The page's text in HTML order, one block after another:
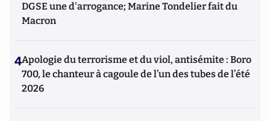
DGSE une d'arrogance; Marine Tondelier fait du
Macron
4Apologie du terrorisme et du viol, antisémite : Boro
700, le chanteur à cagoule de l’un des tubes de l’été
2026